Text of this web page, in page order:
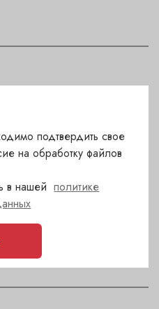
подтвердить свое
на обработку файлов
в нашейполитике